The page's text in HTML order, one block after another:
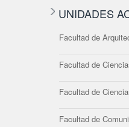
UNIDADES
Facultad de
Facultad de
Facultad de
Facultad de